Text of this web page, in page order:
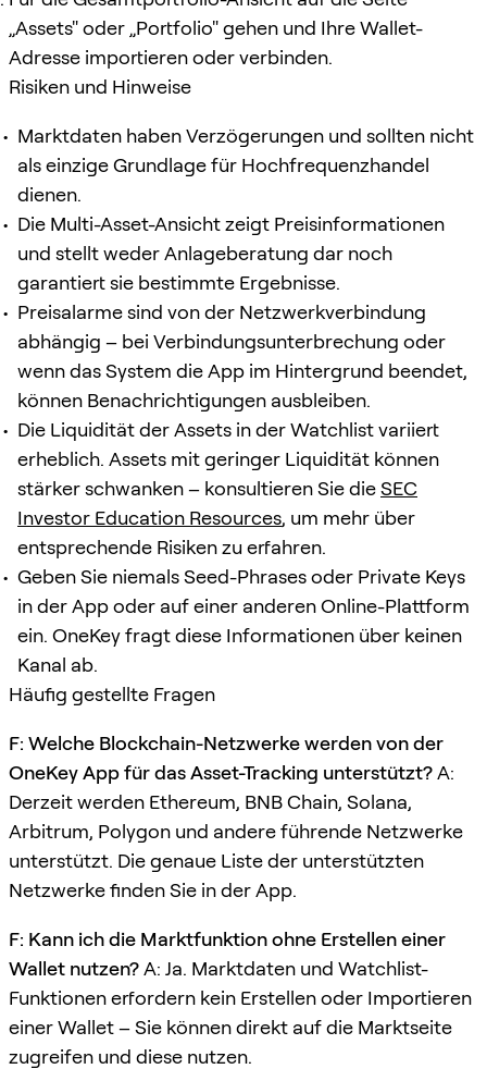
„Assets" oder „Portfolio" gehen und Ihre Wallet-
Adresse importieren oder verbinden.
Risiken und Hinweise
Marktdaten haben Verzögerungen und sollten nicht
als einzige Grundlage für Hochfrequenzhandel
dienen.
Die Multi-Asset-Ansicht zeigt Preisinformationen
und stellt weder Anlageberatung dar noch
garantiert sie bestimmte Ergebnisse.
Preisalarme sind von der Netzwerkverbindung
abhängig – bei Verbindungsunterbrechung oder
wenn das System die App im Hintergrund beendet,
können Benachrichtigungen ausbleiben.
Die Liquidität der Assets in der Watchlist variiert
erheblich. Assets mit geringer Liquidität können
stärker schwanken – konsultieren Sie dieSEC
Investor Education Resources, um mehr über
entsprechende Risiken zu erfahren.
Geben Sie niemals Seed-Phrases oder Private Keys
in der App oder auf einer anderen Online-Plattform
ein. OneKey fragt diese Informationen über keinen
Kanal ab.
Häufig gestellte Fragen
F: Welche Blockchain-Netzwerke werden von der
OneKey App für das Asset-Tracking unterstützt?A:
Derzeit werden Ethereum, BNB Chain, Solana,
Arbitrum, Polygon und andere führende Netzwerke
unterstützt. Die genaue Liste der unterstützten
Netzwerke finden Sie in der App.
F: Kann ich die Marktfunktion ohne Erstellen einer
Wallet nutzen?A: Ja. Marktdaten und Watchlist-
Funktionen erfordern kein Erstellen oder Importieren
einer Wallet – Sie können direkt auf die Marktseite
zugreifen und diese nutzen.